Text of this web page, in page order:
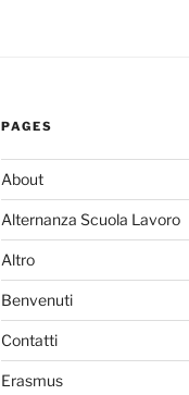
PAGES
About
Alternanza Scuola Lavoro
Altro
Benvenuti
Contatti
Erasmus